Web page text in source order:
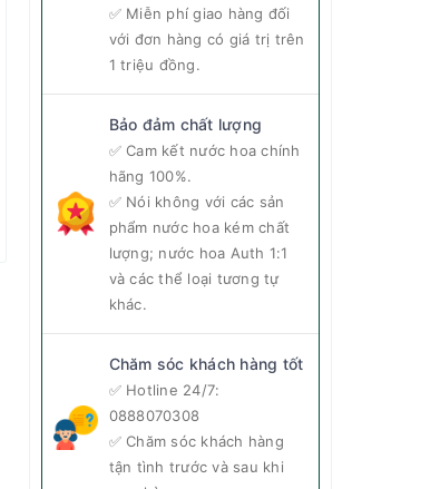
✅ Miễn phí giao hàng đối
với đơn hàng có giá trị trên
1 triệu đồng.
Bảo đảm chất lượng
✅ Cam kết nước hoa chính
hãng 100%.
✅ Nói không với các sản
phẩm nước hoa kém chất
lượng; nước hoa Auth 1:1
và các thể loại tương tự
khác.
Chăm sóc khách hàng tốt
✅ Hotline 24/7:
0888070308
✅ Chăm sóc khách hàng
tận tình trước và sau khi